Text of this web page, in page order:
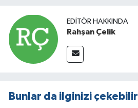
EDITÖR HAKKINDA
Rahşan Çelik
Bunlar da ilginizi çekebilir